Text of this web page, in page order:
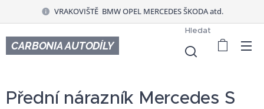
VRAKOVIŠTĚ BMW OPEL MERCEDES ŠKODA atd.
CARBONIA AUTODÍLY
Hledat
Přední nárazník Mercedes S